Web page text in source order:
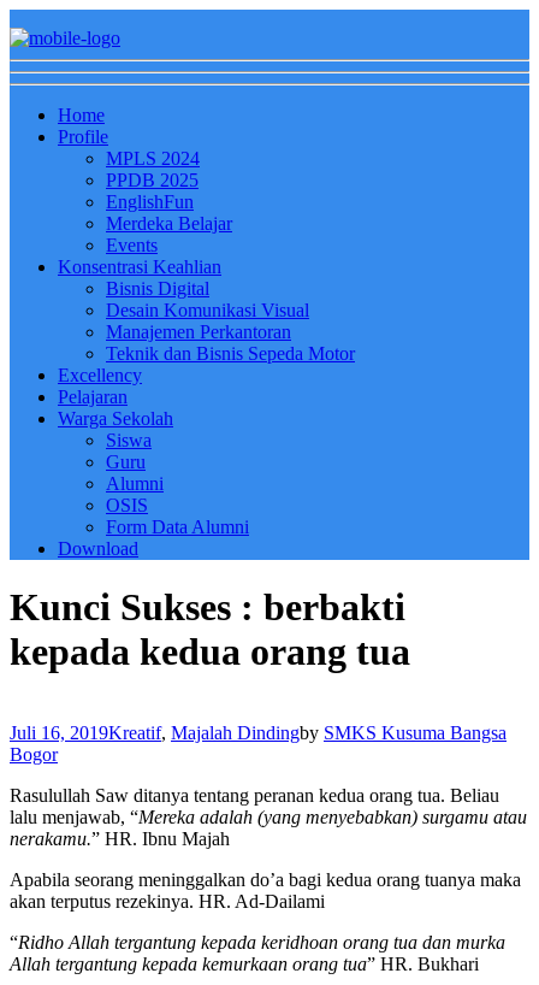
Home
Profile
MPLS 2024
PPDB 2025
EnglishFun
Merdeka Belajar
Events
Konsentrasi Keahlian
Bisnis Digital
Desain Komunikasi Visual
Manajemen Perkantoran
Teknik dan Bisnis Sepeda Motor
Excellency
Pelajaran
Warga Sekolah
Siswa
Guru
Alumni
OSIS
Form Data Alumni
Download
Kunci Sukses : berbakti
kepada kedua orang tua
Juli 16, 2019Kreatif, Majalah Dindingby SMKS Kusuma Bangsa
Bogor
Rasulullah Saw ditanya tentang peranan kedua orang tua. Beliau
lalu menjawab, “Mereka adalah (yang menyebabkan) surgamu atau
nerakamu.” HR. Ibnu Majah
Apabila seorang meninggalkan do’a bagi kedua orang tuanya maka
akan terputus rezekinya. HR. Ad-Dailami
“Ridho Allah tergantung kepada keridhoan orang tua dan murka
Allah tergantung kepada kemurkaan orang tua” HR. Bukhari